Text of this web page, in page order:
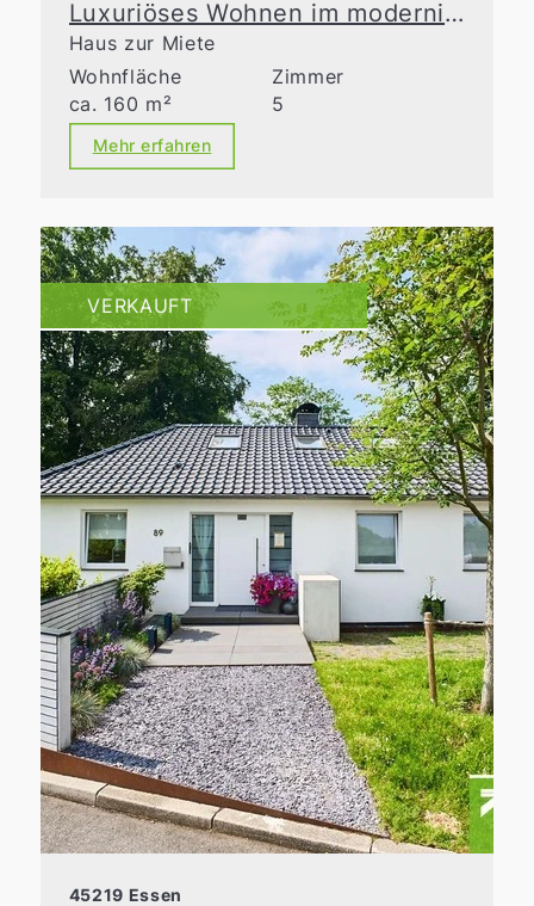
Luxuriöses Wohnen im modernisierten Altbau
Haus zur Miete
Wohnfläche
ca. 160 m²
Zimmer
5
Mehr erfahren
VERKAUFT
45219 Essen